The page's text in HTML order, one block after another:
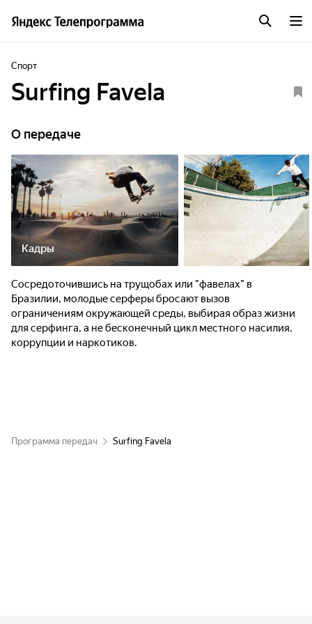
Спорт
Surfing Favela
О передаче
Кадры
Сосредоточившись на трущобах или "фавелах" в
Бразилии, молодые серферы бросают вызов
ограничениям окружающей среды, выбирая образ жизни
для серфинга, а не бесконечный цикл местного насилия,
коррупции и наркотиков.
Программа передач Surfing Favela